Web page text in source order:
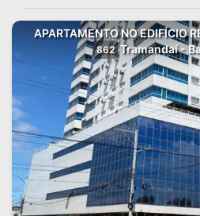
APARTAMENTO NO EDIFÍCIO
862 Tramandaí -